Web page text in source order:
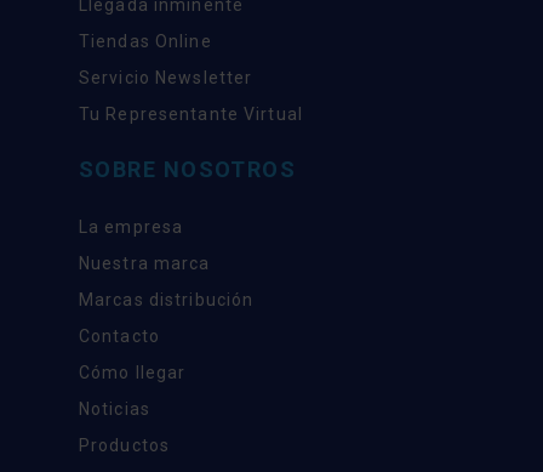
Llegada inminente
Tiendas Online
Servicio Newsletter
Tu Representante Virtual
SOBRE NOSOTROS
La empresa
Nuestra marca
Marcas distribución
Contacto
Cómo llegar
Noticias
Productos